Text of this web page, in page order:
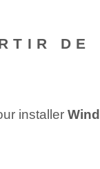
installer